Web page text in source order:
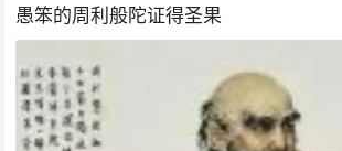
愚笨的周利般陀证得圣果